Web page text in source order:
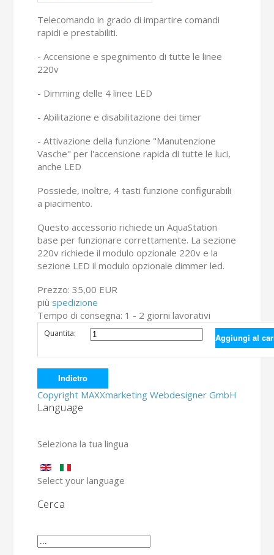
Telecomando in grado di impartire comandi
rapidi e prestabiliti.
- Accensione e spegnimento di tutte le linee
220v
- Dimming delle 4 linee LED
- Abilitazione e disabilitazione dei timer
- Attivazione della funzione "Manutenzione
Vasche" per l'accensione rapida di tutte le luci,
anche LED
Possiede, inoltre, 4 tasti funzione configurabili
a piacimento.
Questo accessorio richiede un AquaStation
base per funzionare correttamente. La sezione
220v richiede il modulo opzionale 220v e la
sezione LED il modulo opzionale dimmer led.
Prezzo: 35,00 EUR
più spedizione
Tempo di consegna: 1 - 2 giorni lavorativi
Quantita:
Copyright MAXXmarketing Webdesigner GmbH
Language
Seleziona la tua lingua
Select your language
Cerca